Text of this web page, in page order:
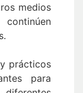
medios
prácticos
para